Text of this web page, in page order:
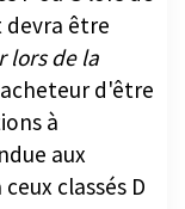
lors de la
d'être
à
aux
classés D